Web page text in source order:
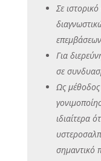
Σε
Για
σε
Ως μέθοδος
ιδιαίτερα
σημαντικό